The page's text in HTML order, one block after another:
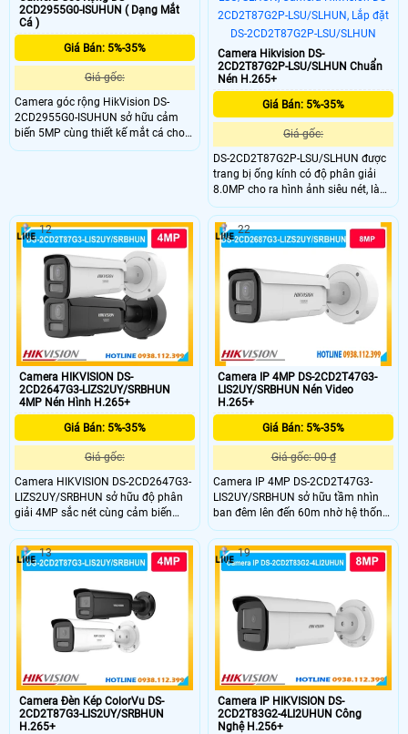
2CD2955G0-ISUHUN ( Dạng Mắt
Cá )
Giá Bán: 5%-35%
Giá gốc:
Camera góc rộng HikVision DS-
2CD2955G0-ISUHUN sở hữu cảm
biến 5MP cùng thiết kế mắt cá cho
góc quan sát 180° theo cả chiều
hiệu quả giám sát liên tục.
Camera Hikvision DS-
2CD2T87G2P-LSU/SLHUN Chuẩn
Nén H.265+
Giá Bán: 5%-35%
Giá gốc:
DS-2CD2T87G2P-LSU/SLHUN được
trang bị ống kính có độ phân giải
8.0MP cho ra hình ảnh siêu nét, là
dòng camera có 2 mắt kết hợp nhìn
góc nhìn rộng lên đến 180 độ, không
bị méo hình ở khoảng cách 1m,
trang bị đèn Led tầm xa nhìn có
màu vào ban đêm lên đến 40m.
Camera HIKVISION DS-
2CD2647G3-LIZS2UY/SRBHUN
4MP Nén Hình H.265+
Giá Bán: 5%-35%
Giá gốc:
Camera HIKVISION DS-2CD2647G3-
LIZS2UY/SRBHUN sở hữu độ phân
giải 4MP sắc nét cùng cảm biến
CMOS 1/1.8 inch cao cấp mang đến
khả năng ghi hình chi tiết trong mọi
điều kiện. Công nghệ HikAI-ISP kết
hợp khẩu độ F1.0 giúp tái tạo hình
ảnh sáng rõ màu sắc trung thực cả
ngày lẫn đêm.
12
Camera IP 4MP DS-2CD2T47G3-
LIS2UY/SRBHUN Nén Video
H.265+
Giá Bán: 5%-35%
Giá gốc: 00 ₫
Camera IP 4MP DS-2CD2T47G3-
LIS2UY/SRBHUN sở hữu tầm nhìn
ban đêm lên đến 60m nhờ hệ thống
đèn lai Hybrid Light chiếu xa đến 60
mét. DS-2CD2T47G3-
LIS2UY/SRBHUN gây ấn tượng
mạnh với khả năng ghi lại những
chân thực ngay cả trong môi trường
tối hoàn toàn.
22
Camera Đèn Kép ColorVu DS-
2CD2T87G3-LIS2UY/SRBHUN
H.265+
13
Camera IP HIKVISION DS-
2CD2T83G2-4LI2UHUN Công
Nghệ H.256+
19